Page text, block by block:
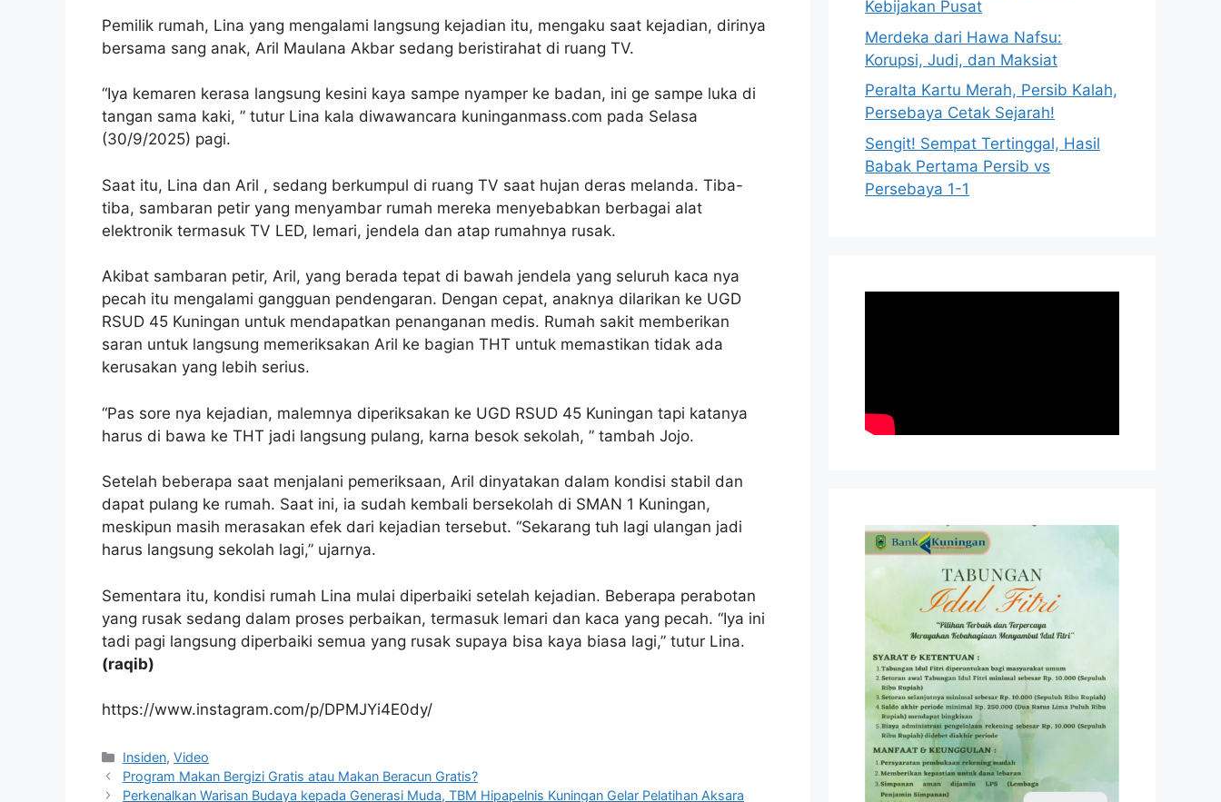
Pemilik rumah, Lina yang mengalami langsung kejadian itu, mengaku saat kejadian, dirinya
bersama sang anak, Aril Maulana Akbar sedang beristirahat di ruang TV.
“Iya kemaren kerasa langsung kesini kaya sampe nyamper ke badan, ini ge sampe luka di
tangan sama kaki, ” tutur Lina kala diwawancara kuninganmass.com pada Selasa
(30/9/2025) pagi.
Saat itu, Lina dan Aril , sedang berkumpul di ruang TV saat hujan deras melanda. Tiba-
tiba, sambaran petir yang menyambar rumah mereka menyebabkan berbagai alat
elektronik termasuk TV LED, lemari, jendela dan atap rumahnya rusak.
Akibat sambaran petir, Aril, yang berada tepat di bawah jendela yang seluruh kaca nya
pecah itu mengalami gangguan pendengaran. Dengan cepat, anaknya dilarikan ke UGD
RSUD 45 Kuningan untuk mendapatkan penanganan medis. Rumah sakit memberikan
saran untuk langsung memeriksakan Aril ke bagian THT untuk memastikan tidak ada
kerusakan yang lebih serius.
“Pas sore nya kejadian, malemnya diperiksakan ke UGD RSUD 45 Kuningan tapi katanya
harus di bawa ke THT jadi langsung pulang, karna besok sekolah, ” tambah Jojo.
Setelah beberapa saat menjalani pemeriksaan, Aril dinyatakan dalam kondisi stabil dan
dapat pulang ke rumah. Saat ini, ia sudah kembali bersekolah di SMAN 1 Kuningan,
meskipun masih merasakan efek dari kejadian tersebut. “Sekarang tuh lagi ulangan jadi
harus langsung sekolah lagi,” ujarnya.
Sementara itu, kondisi rumah Lina mulai diperbaiki setelah kejadian. Beberapa perabotan
yang rusak sedang dalam proses perbaikan, termasuk lemari dan kaca yang pecah. “Iya ini
tadi pagi langsung diperbaiki semua yang rusak supaya bisa kaya biasa lagi,” tutur Lina.
(raqib)
https://www.instagram.com/p/DPMJYi4E0dy/
Kategori
Insiden,Video
Program Makan Bergizi Gratis atau Makan Beracun Gratis?
Perkenalkan Warisan Budaya kepada Generasi Muda, TBM Hipapelnis Kuningan Gelar Pelatihan Aksara
Kebijakan Pusat
Merdeka dari Hawa Nafsu:
Korupsi, Judi, dan Maksiat
Peralta Kartu Merah, Persib Kalah,
Persebaya Cetak Sejarah!
Sengit! Sempat Tertinggal, Hasil
Babak Pertama Persib vs
Persebaya 1-1